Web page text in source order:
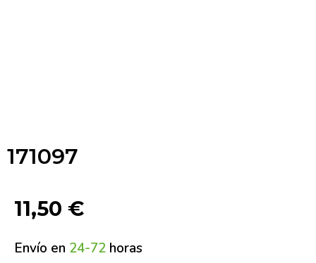
171097
11,50 €
Envío en 24-72 horas